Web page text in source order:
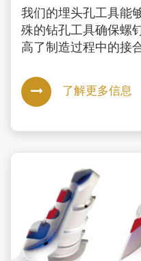
我们的埋头孔工具能
殊的钻孔工具确保螺
高了制造过程中的接
了解更多信息